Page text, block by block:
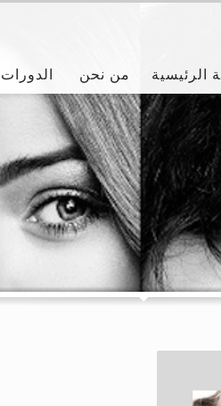
الرئيسية من نحن الدورات